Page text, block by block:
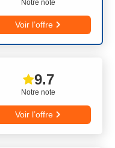
Notre note
Voir l’offre
Notre note
9.7
Voir l’offre